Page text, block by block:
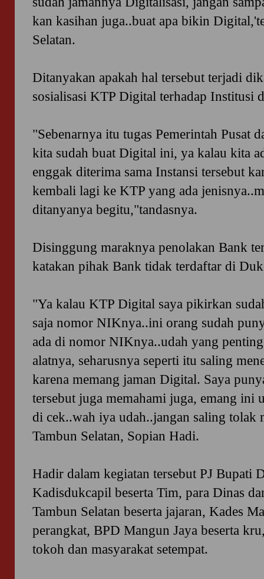
kan kasihan juga..buat apa bikin
Selatan.
Ditanyakan apakah hal tersebut terjadi
sosialisasi KTP Digital terhadap Institusi
"Sebenarnya itu tugas Pemerintah Pusat
kita sudah buat Digital ini, ya kalau kita
enggak diterima sama Instansi tersebut
kembali lagi ke KTP yang ada
ditanyanya begitu,"tandasnya.
Disinggung maraknya penolakan Bank
katakan pihak Bank tidak terdaftar di
"Ya kalau KTP Digital saya pikirkan
saja nomor NIKnya..ini orang sudah
ada di nomor NIKnya..udah yang
alatnya, seharusnya seperti itu saling
karena memang jaman Digital. Saya
tersebut juga memahami juga, emang ini
di cek..wah iya udah..jangan saling tolak
Tambun Selatan, Sopian Hadi.
Hadir dalam kegiatan tersebut PJ Bupati
Kadisdukcapil beserta Tim, para Dinas
Tambun Selatan beserta jajaran, Kades
perangkat, BPD Mangun Jaya beserta
tokoh dan masyarakat setempat.